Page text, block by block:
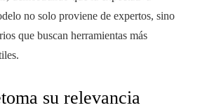
no solo proviene de expertos, sino
que buscan herramientas más
su relevancia